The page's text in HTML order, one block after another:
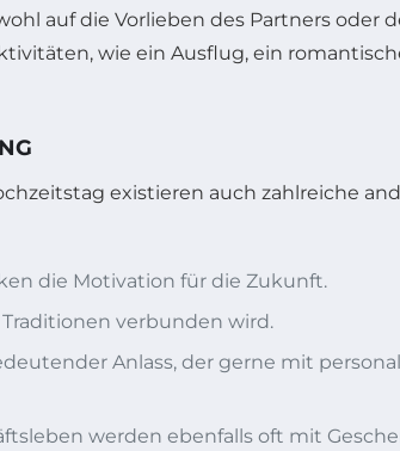
auf die Vorlieben des Partners oder
wie ein Ausflug, ein
existieren auch zahlreiche
die Motivation für die Zukunft.
verbunden wird.
Anlass, der gerne mit
werden ebenfalls oft mit